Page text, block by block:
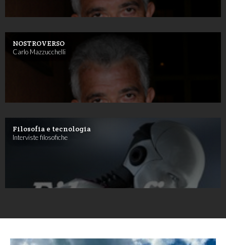
NOSTROVERSO
Carlo Mazzucchelli
Filosofia e tecnologia
Interviste filosofiche